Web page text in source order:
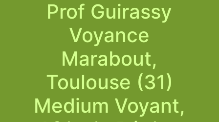
Prof Guirassy
Voyance
Marabout,
Toulouse (31)
Medium Voyant,